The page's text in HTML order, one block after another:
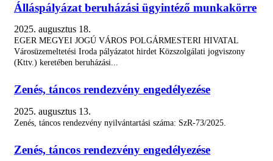
Álláspályázat beruházási ügyintéző munkakörre
2025. augusztus 18.
EGER MEGYEI JOGÚ VÁROS POLGÁRMESTERI HIVATAL
Városüzemeltetési Iroda pályázatot hirdet Közszolgálati jogviszony
(Kttv.) keretében beruházási...
Zenés, táncos rendezvény engedélyezése
2025. augusztus 13.
Zenés, táncos rendezvény nyilvántartási száma: SzR-73/2025.
Zenés, táncos rendezvény engedélyezése